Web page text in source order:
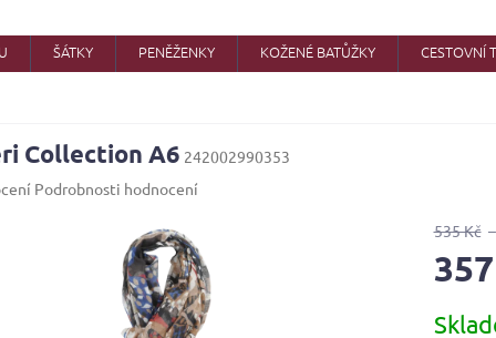
ŠÁTKY PENĚŽENKY KOŽENÉ BATŮŽKY CESTOVNÍ
Collection A6 242002990353
Podrobnosti hodnocení
535 Kč
cena: